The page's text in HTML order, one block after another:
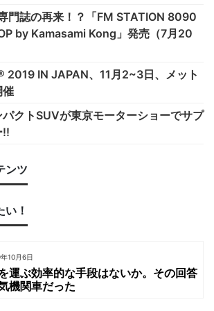
門誌の再来！？「FM STATION 8090
by Kamasami Kong」発売（7月20
2019 IN JAPAN、11月2~3日、メット
催
クトSUVが東京モーターショーでサプ
!!
ンツ
！
10月6日
運ぶ効率的な手段はないか。その回答
機関車だった